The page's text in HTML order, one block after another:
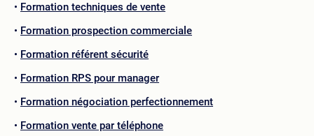
Formation techniques de vente
Formation prospection commerciale
Formation référent sécurité
Formation RPS pour manager
Formation négociation perfectionnement
Formation vente par téléphone